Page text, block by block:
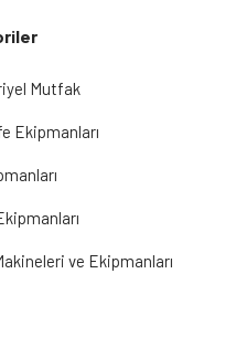
Mutfak
Ekipmanları
ve Ekipmanları